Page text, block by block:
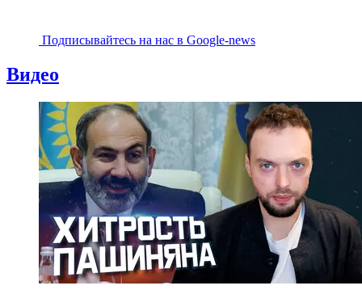
Подписывайтесь на наc в Google-news
Видео